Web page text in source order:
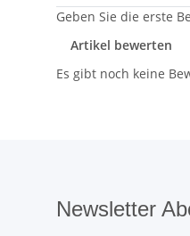
Geben Sie die erste
Artikel bewerten
Es gibt noch keine
Newsletter